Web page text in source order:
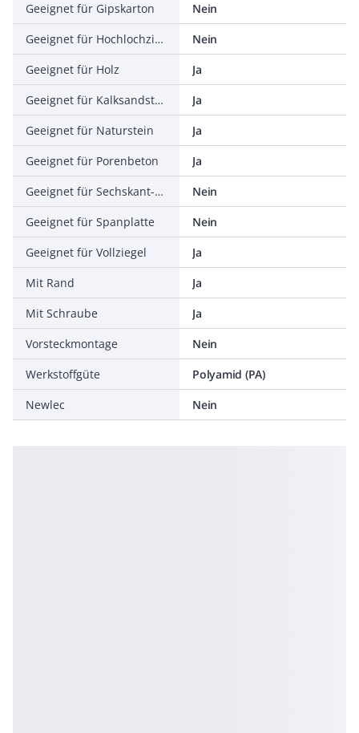
Geeignet für Gipskarton
Nein
Geeignet für Hochlochziegel
Nein
Geeignet für Holz
Ja
Geeignet für Kalksandstein
Ja
Geeignet für Naturstein
Ja
Geeignet für Porenbeton
Ja
Geeignet für Sechskant-Holzschraube
Nein
Geeignet für Spanplatte
Nein
Geeignet für Vollziegel
Ja
Mit Rand
Ja
Mit Schraube
Ja
Vorsteckmontage
Nein
Werkstoffgüte
Polyamid (PA)
Newlec
Nein